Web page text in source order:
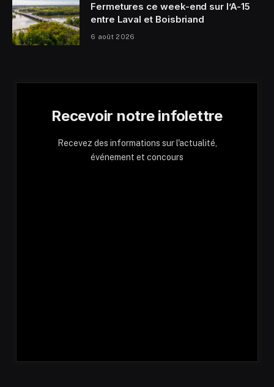
Fermetures ce week-end sur l’A-15
entre Laval et Boisbriand
6 août 2026
Recevoir notre infolettre
Recevez des informations sur l'actualité,
événement et concours